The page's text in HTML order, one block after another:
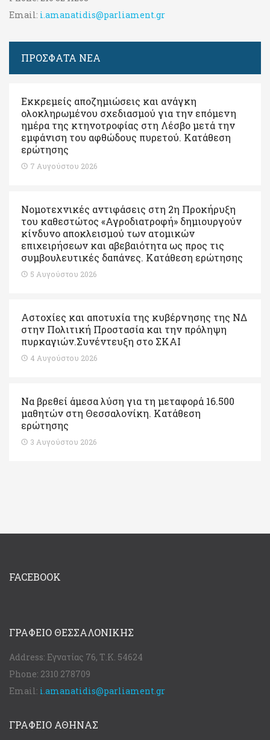
Email: i.amanatidis@parliament.gr
ΠΡΟΣΦΑΤΑ ΝΕΑ
Εκκρεμείς αποζημιώσεις και ανάγκη
ολοκληρωμένου σχεδιασμού για την επόμενη
ημέρα της κτηνοτροφίας στη Λέσβο μετά την
εμφάνιση του αφθώδους πυρετού. Kατάθεση
ερώτησης
7 Αυγούστου 2026
Νομοτεχνικές αντιφάσεις στη 2η Προκήρυξη
του καθεστώτος «Αγροδιατροφή» δημιουργούν
κίνδυνο αποκλεισμού των ατομικών
επιχειρήσεων και αβεβαιότητα ως προς τις
συμβουλευτικές δαπάνες. Κατάθεση ερώτησης
5 Αυγούστου 2026
Αστοχίες και αποτυχία της κυβέρνησης της ΝΔ
στην Πολιτική Προστασία και την πρόληψη
πυρκαγιών.Συνέντευξη στο ΣΚΑΙ
4 Αυγούστου 2026
Να βρεθεί άμεσα λύση για τη μεταφορά 16.500
μαθητών στη Θεσσαλονίκη. Κατάθεση
ερώτησης
3 Αυγούστου 2026
FACEBOOK
ΓΡΑΦΕΊΟ ΘΕΣΣΑΛΟΝΊΚΗΣ
Address: Εγνατίας 76, Τ.Κ. 54624
Phone: 2310 278709
Email: i.amanatidis@parliament.gr
ΓΡΑΦΕΊΟ ΑΘΉΝΑΣ